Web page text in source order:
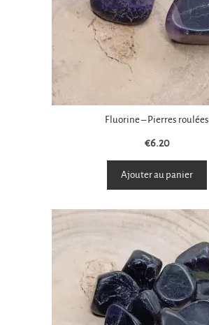
Fluorine – Pierres roulées
€6.20
Ajouter au panier